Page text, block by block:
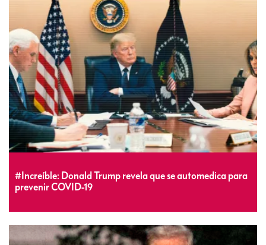
#Increíble: Donald Trump revela que se automedica para
prevenir COVID-19